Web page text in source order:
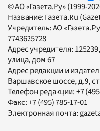
© АО «Газета.Ру» (1999-
Название: Газета.Ru
Учредитель:АО
7743625728
Адрес учредителя:
улица, дом 67
Адрес редакции и
Варшавское шоссе, д.9,
Телефон редакции:+7
Факс:+7 (495) 785-17-01
Электронная почта: